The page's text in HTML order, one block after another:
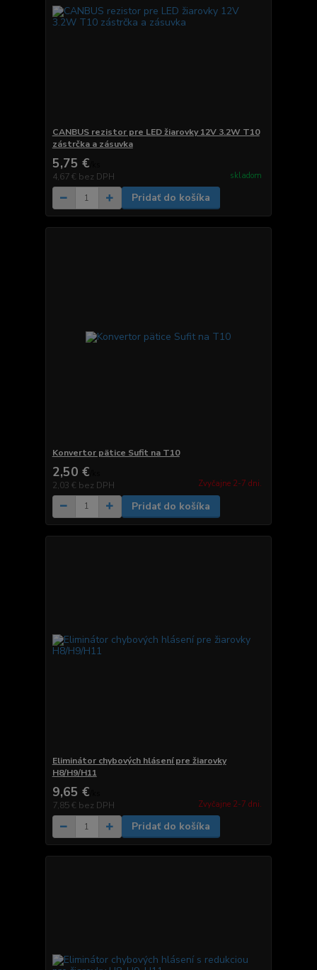
CANBUS rezistor pre LED žiarovky 12V 3.2W T10
zástrčka a zásuvka
5,75 €
4,67 € bez DPH skladom
Pridať do košíka
Konvertor pätice Sufit na T10
2,50 €
2,03 € bez DPH Zvyčajne 2-7 dni.
Pridať do košíka
Eliminátor chybových hlásení pre žiarovky
H8/H9/H11
9,65 €
7,85 € bez DPH Zvyčajne 2-7 dni.
Pridať do košíka